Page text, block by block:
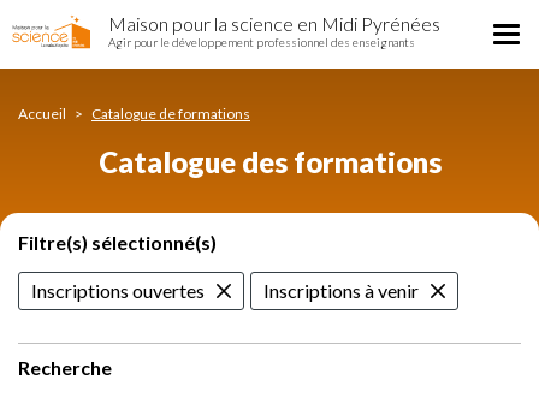
Catalogue
des
au
Maison pour la science en Midi Pyrénées
Agir pour le développement professionnel des enseignants
Accueil Catalogue de formations
Catalogue des formations
Filtre(s) sélectionné(s)
Inscriptions ouvertes Inscriptions à venir
Recherche